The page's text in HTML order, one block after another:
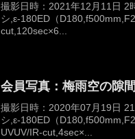
撮影日時：2021年12月11日 2
シ,ε-180ED（
cut,120sec×6...
会員写真：梅雨空の隙
撮影日時：2020年07月19日
シ,ε-180ED（
UVUV/IR-cut,4sec×...